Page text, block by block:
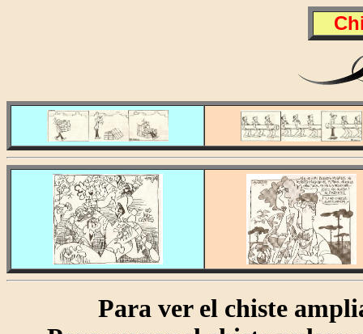
Para ver el chiste